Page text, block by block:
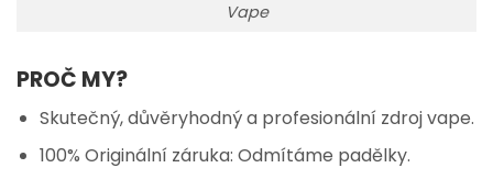
Vape
PROČ MY?
Skutečný, důvěryhodný a profesionální zdroj vape.
100% Originální záruka: Odmítáme padělky.